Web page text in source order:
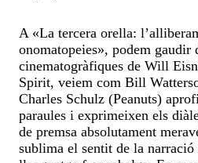
A «La tercera orella:
onomatopeies», podem gaudir
cinematogràfiques de Will
Spirit, veiem com Bill
Charles Schulz (Peanuts)
paraules i exprimeixen els
de premsa absolutament
sublima el sentit de la narració